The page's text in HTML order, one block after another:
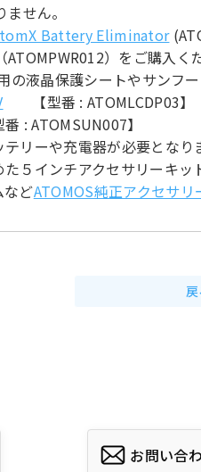
せん。
Battery Eliminator
ATOMPWR012）をご購入く
の液晶保護シートやサンフー
【型番 : ATOMLCDP03】
: ATOMSUN007】
テリーや充電器が必要とな
５インチアクセサリーキッ
などATOMOS純正アクセサリ
戻
お問い合